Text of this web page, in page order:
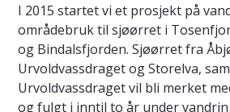
I 2015 startet vi et prosjekt på
områdebruk til sjøørret i
og Bindalsfjorden. Sjøørret fra
Urvoldvassdraget og Storelva,
Urvoldvassdraget vil bli merket
og fulgt i inntil to år under